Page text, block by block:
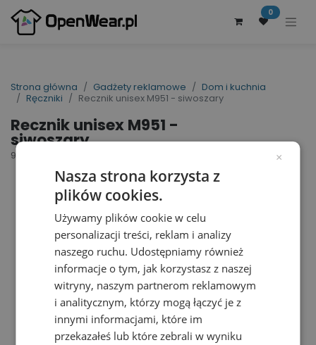
0
Strona główna Gadżety reklamowe
Dom i kuchnia
Ręczniki
Recznik unisex M951 - siwoszary
Recznik unisex M951 -
siwoszary
95125 ×
Nasza strona korzysta z
plików cookies.
Używamy plików cookie w celu
personalizacji treści, reklam i analizy
naszego ruchu. Udostępniamy również
informacje o tym, jak korzystasz z naszej
witryny, naszym partnerom reklamowym
i analitycznym, którzy mogą łączyć je z
innymi informacjami, które im
przekazałeś lub które zebrali w wyniku